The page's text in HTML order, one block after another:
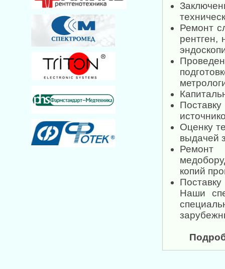
Ремонт
рентген,
Оценку
выдачей
копий
Наши